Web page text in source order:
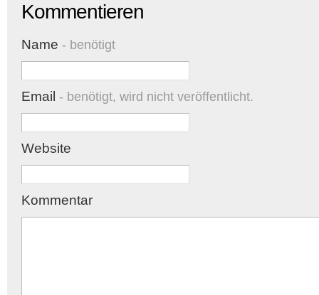
Kommentieren
Name - benötigt
Email - benötigt, wird nicht veröffentlicht.
Website
Kommentar